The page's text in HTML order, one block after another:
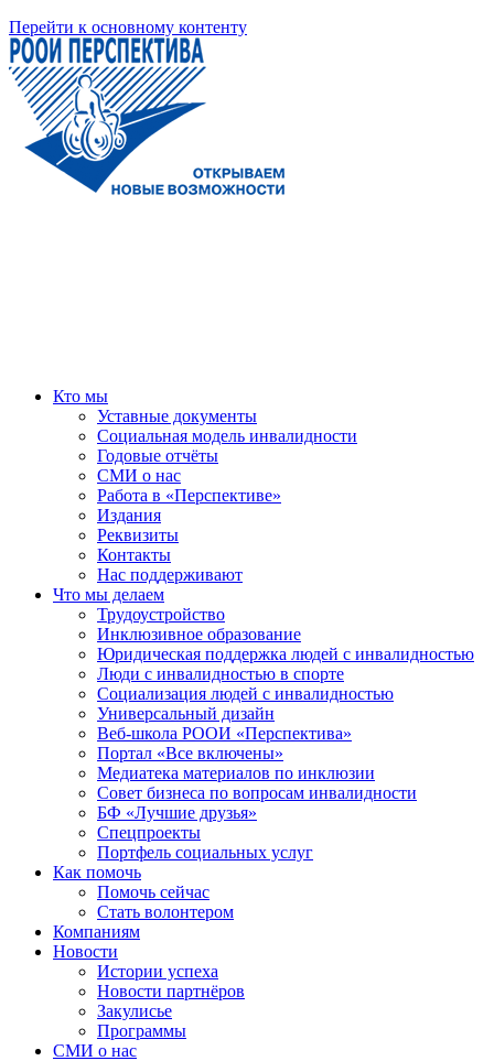
Перейти к основному контенту
Кто мы
Уставные документы
Социальная модель инвалидности
Годовые отчёты
СМИ о нас
Работа в «Перспективе»
Издания
Реквизиты
Контакты
Нас поддерживают
Что мы делаем
Трудоустройство
Инклюзивное образование
Юридическая поддержка людей с инвалидностью
Люди с инвалидностью в спорте
Социализация людей с инвалидностью
Универсальный дизайн
Веб-школа РООИ «Перспектива»
Портал «Все включены»
Медиатека материалов по инклюзии
Совет бизнеса по вопросам инвалидности
БФ «Лучшие друзья»
Спецпроекты
Портфель социальных услуг
Как помочь
Помочь сейчас
Стать волонтером
Компаниям
Новости
Истории успеха
Новости партнёров
Закулисье
Программы
СМИ о нас